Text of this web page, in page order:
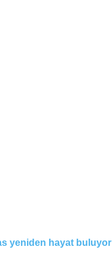
yeniden hayat buluyor